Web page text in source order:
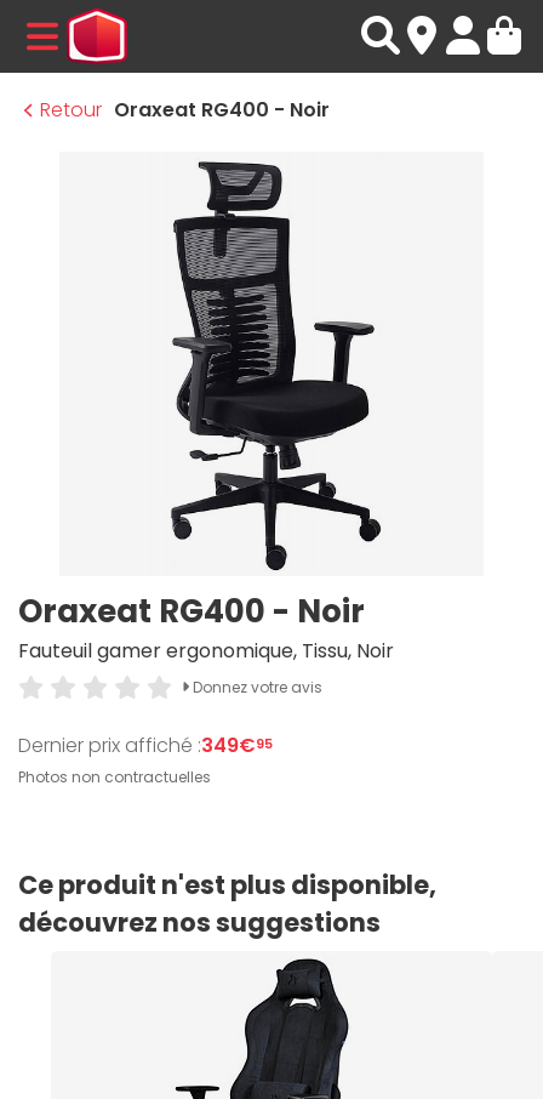
MENU
Retour Oraxeat RG400 - Noir
Oraxeat RG400 - Noir
Fauteuil gamer ergonomique, Tissu, Noir
Donnez votre avis
Dernier prix affiché :349€95
Photos non contractuelles
Ce produit n'est plus disponible,
découvrez nos suggestions